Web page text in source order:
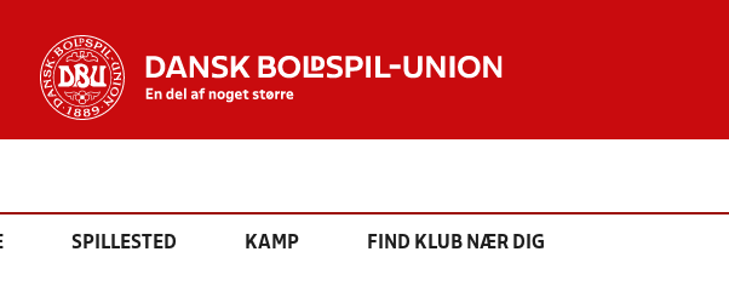
SPILLESTED KAMP FIND KLUB NÆR DIG